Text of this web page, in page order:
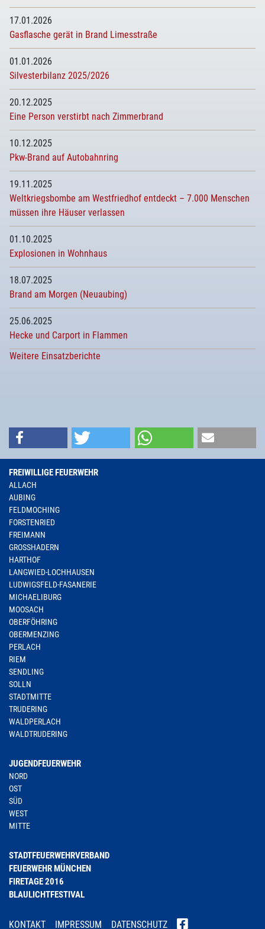
17.01.2026
Gasflasche gerät in Brand Limesstraße
01.01.2026
Silvesterbilanz 2025/2026
20.12.2025
Eine Person verstirbt nach Zimmerbrand
10.12.2025
Pkw-Brand auf Autobahnring
19.11.2025
Weltkriegsbombe am Westfriedhof entdeckt – 7.000 Menschen
müssen ihre Häuser verlassen
01.10.2025
Explosionen in Wohnhaus
18.07.2025
Brand am Morgen (Neuaubing)
25.06.2025
Hecke und Carport in Flammen
Weitere Einsatzberichte
FREIWILLIGE FEUERWEHR
ALLACH
AUBING
FELDMOCHING
FORSTENRIED
FREIMANN
GROSSHADERN
HARTHOF
LANGWIED-LOCHHAUSEN
LUDWIGSFELD-FASANERIE
MICHAELIBURG
MOOSACH
OBERFÖHRING
OBERMENZING
PERLACH
RIEM
SENDLING
SOLLN
STADTMITTE
TRUDERING
WALDPERLACH
WALDTRUDERING
JUGENDFEUERWEHR
NORD
OST
SÜD
WEST
MITTE
STADTFEUERWEHRVERBAND
FEUERWEHR MÜNCHEN
FIRETAGE 2016
BLAULICHTFESTIVAL
KONTAKT IMPRESSUM DATENSCHUTZ